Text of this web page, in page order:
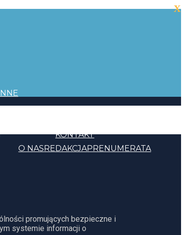
KONTAKT
O NASREDAKCJAPRENUMERATA
promujących bezpieczne i
systemie informacji o
X